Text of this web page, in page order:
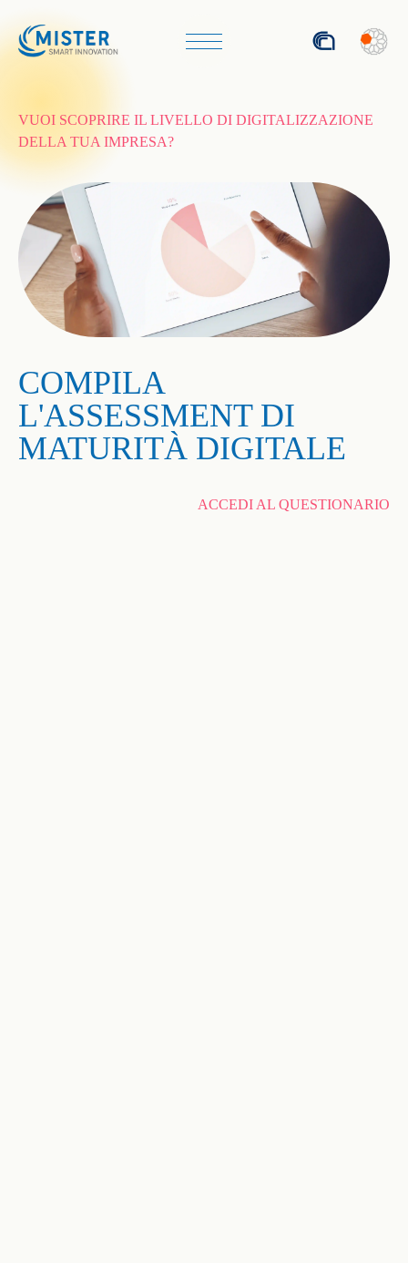
VUOI SCOPRIRE IL LIVELLO DI DIGITALIZZAZIONE
DELLA TUA IMPRESA?
COMPILA
L'ASSESSMENT DI
MATURITÀ DIGITALE
ACCEDI AL QUESTIONARIO